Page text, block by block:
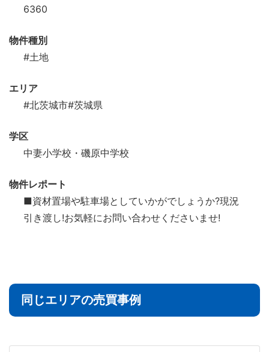
6360
物件種別
#土地
エリア
#北茨城市#茨城県
学区
中妻小学校・磯原中学校
物件レポート
■資材置場や駐車場としていかがでしょうか?現況
引き渡し!お気軽にお問い合わせくださいませ!
同じエリアの売買事例